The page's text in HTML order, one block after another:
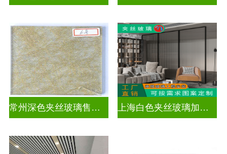
常州深色夹丝玻璃售价多少 上海白色夹丝玻璃加工厂